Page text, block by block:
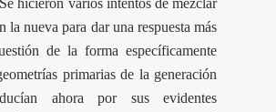
nueva para dar una respuesta más
de la forma específicamente
primarias de la generación
ahora por sus evidentes